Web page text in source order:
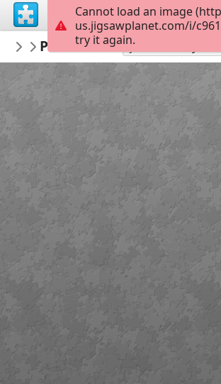
nbukids
Подорож містами
РегіональнийŞu Olarak Oyna:
Cannot load an image
us.jigsawplanet.com/i/
try it again.